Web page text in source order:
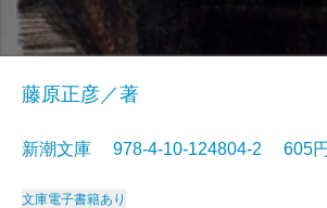
藤原正彦／著
新潮文庫 978-4-10-124804-2 605
文庫電子書籍あり